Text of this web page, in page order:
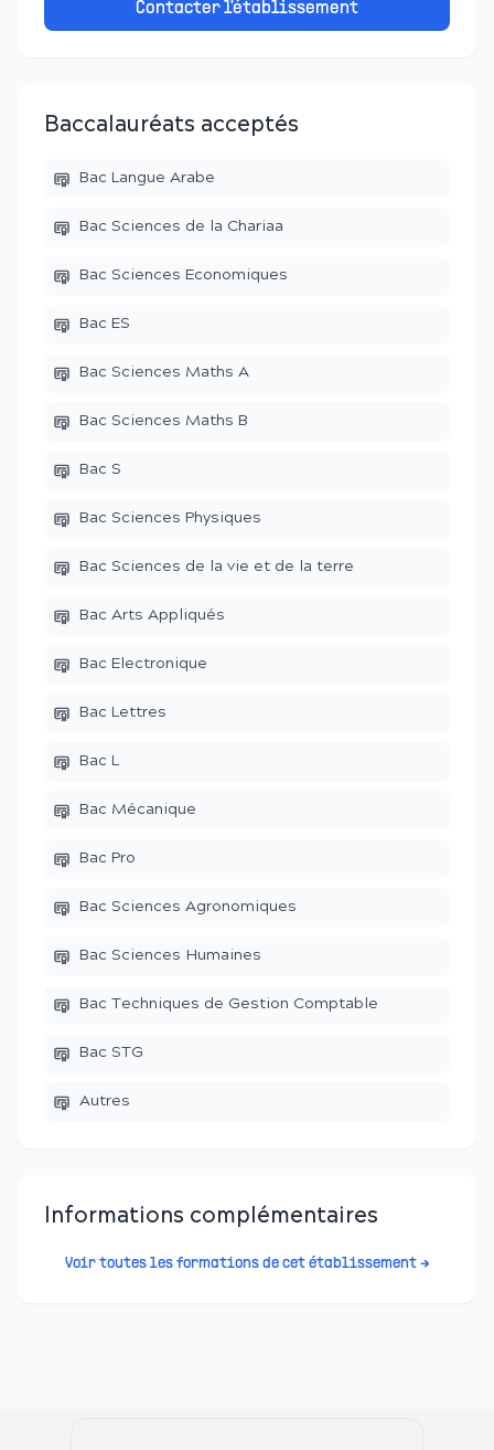
Contacter l'établissement
Baccalauréats acceptés
Bac Langue Arabe
Bac Sciences de la Chariaa
Bac Sciences Economiques
Bac ES
Bac Sciences Maths A
Bac Sciences Maths B
Bac S
Bac Sciences Physiques
Bac Sciences de la vie et de la terre
Bac Arts Appliqués
Bac Electronique
Bac Lettres
Bac L
Bac Mécanique
Bac Pro
Bac Sciences Agronomiques
Bac Sciences Humaines
Bac Techniques de Gestion Comptable
Bac STG
Autres
Informations complémentaires
Voir toutes les formations de cet établissement →